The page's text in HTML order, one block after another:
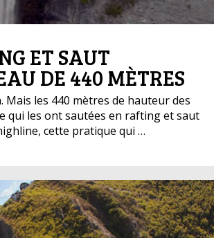
ET SAUT
DE 440 MÈTRES
Mais les 440 mètres de hauteur des
qui les ont sautées en rafting et saut
cette pratique qui …